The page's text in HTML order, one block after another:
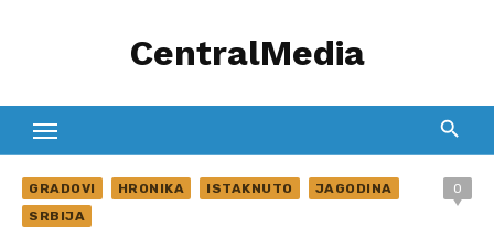
CentralMedia
GRADOVI HRONIKA ISTAKNUTO
JAGODINA
SRBIJA
0